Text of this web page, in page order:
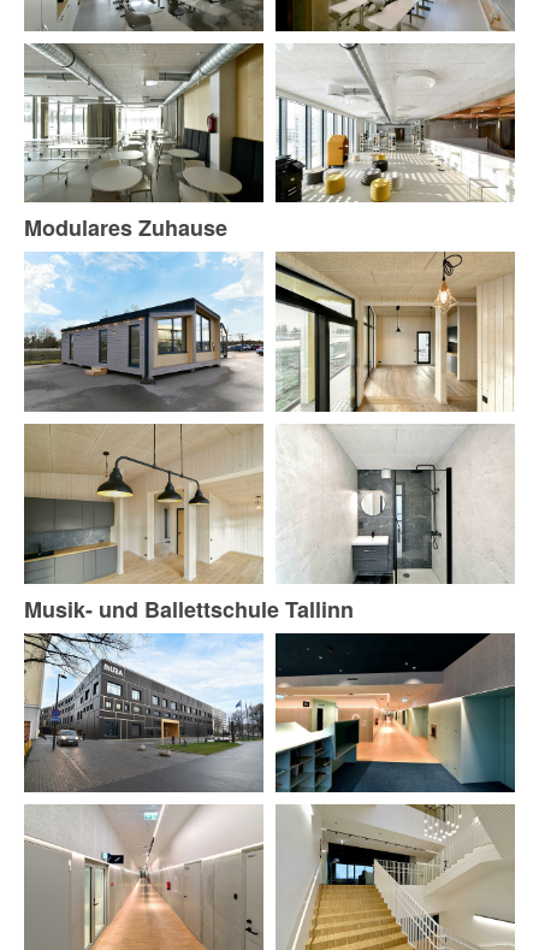
Modulares Zuhause
Musik- und Ballettschule Tallinn